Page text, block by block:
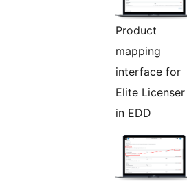
Product
mapping
interface for
Elite Licenser
in EDD